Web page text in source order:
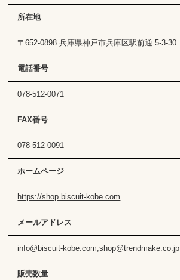
所在地
〒652-0898 兵庫県神戸市兵庫区駅前通 5-3-30
電話番号
078-512-0071
FAX番号
078-512-0091
ホームページ
https://shop.biscuit-kobe.com
メールアドレス
info@biscuit-kobe.com,shop@trendmake.co.jp
販売数量